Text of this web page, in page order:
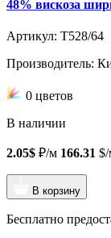
48% вискоза
Артикул: T528/64
Производитель:
0 цветов
В наличии
2.05$ ₽/м 166.31
В корзину
Бесплатно